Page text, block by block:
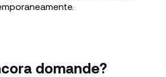
domande?